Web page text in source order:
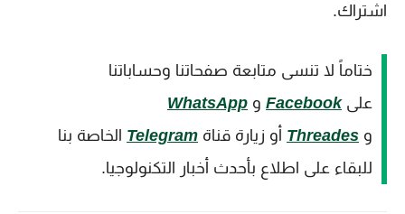
اشتراك.
ختاماً لا تنسى متابعة صفحاتنا وحساباتنا
علىFacebook و WhatsApp
و Threades أو زيارة قناة Telegram الخاصة بنا
للبقاء على اطلاع بأحدث أخبار التكنولوجيا.